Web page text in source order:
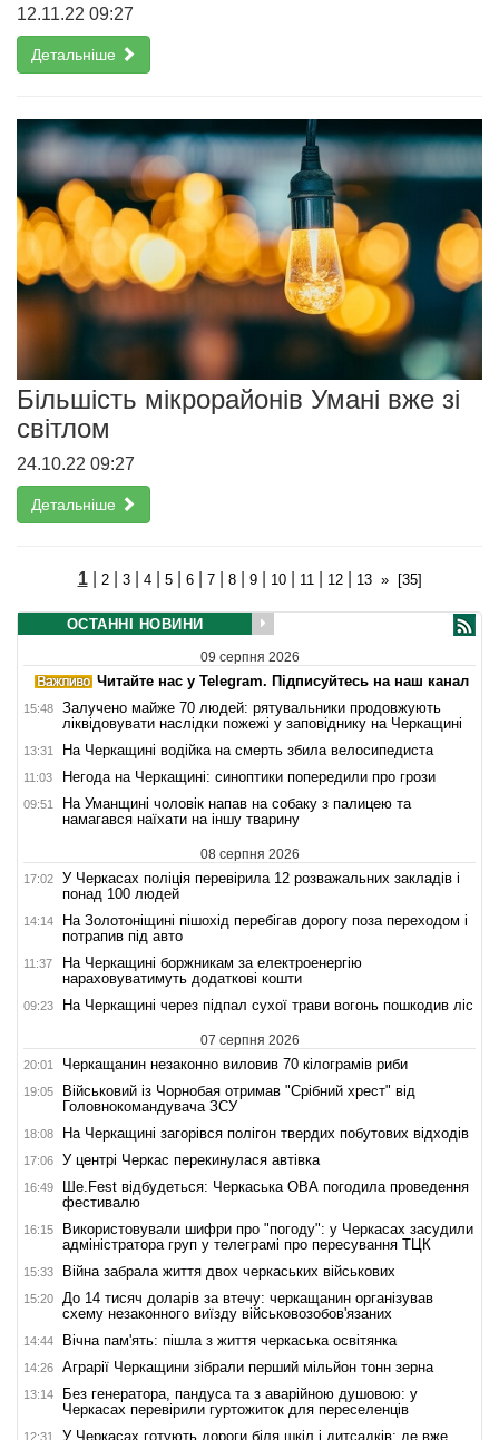
12.11.22 09:27
Детальніше
Більшість мікрорайонів Умані вже зі
світлом
24.10.22 09:27
Детальніше
1| 2| 3| 4| 5| 6| 7| 8| 9| 10| 11 12| 13 » [35]
ОСТАННІ НОВИНИ
09 серпня 2026
Читайте нас у Telegram. Підписуйтесь на наш канал
15:48
Залучено майже 70 людей: рятувальники продовжують
ліквідовувати наслідки пожежі у заповіднику на Черкащині
13:31 На Черкащині водійка на смерть збила велосипедиста
11:03 Негода на Черкащині: синоптики попередили про грози
09:51
На Уманщині чоловік напав на собаку з палицею та
намагався наїхати на іншу тварину
08 серпня 2026
17:02
У Черкасах поліція перевірила 12 розважальних закладів і
понад 100 людей
14:14
На Золотоніщині пішохід перебігав дорогу поза переходом і
потрапив під авто
11:37
На Черкащині боржникам за електроенергію
нараховуватимуть додаткові кошти
09:23 На Черкащині через підпал сухої трави вогонь пошкодив ліс
07 серпня 2026
20:01 Черкащанин незаконно виловив 70 кілограмів риби
19:05
Військовий із Чорнобая отримав "Срібний хрест" від
Головнокомандувача ЗСУ
18:08 На Черкащині загорівся полігон твердих побутових відходів
17:06 У центрі Черкас перекинулася автівка
16:49
Ше.Fest відбудеться: Черкаська ОВА погодила проведення
фестивалю
16:15
Використовували шифри про "погоду": у Черкасах засудили
адміністратора груп у телеграмі про пересування ТЦК
15:33 Війна забрала життя двох черкаських військових
15:20
До 14 тисяч доларів за втечу: черкащанин організував
схему незаконного виїзду військовозобов'язаних
14:44 Вічна пам'ять: пішла з життя черкаська освітянка
14:26 Аграрії Черкащини зібрали перший мільйон тонн зерна
13:14
Без генератора, пандуса та з аварійною душовою: у
Черкасах перевірили гуртожиток для переселенців
12:31 У Черкасах готують дороги біля шкіл і дитсадків: де вже